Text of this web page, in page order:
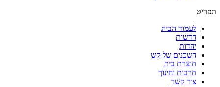
תפריט
לעמוד הבית
חדשות
יהדות
השכנים של קש
תוצרת בית
תרבות וחינוך
צור קשר